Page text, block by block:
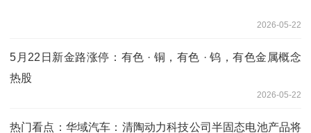
2026-05-22
5月22日新金路涨停：有色 · 铜，有色 · 钨，有色金属概念
热股
2026-05-22
热门看点：华域汽车：清陶动力科技公司半固态电池产品将